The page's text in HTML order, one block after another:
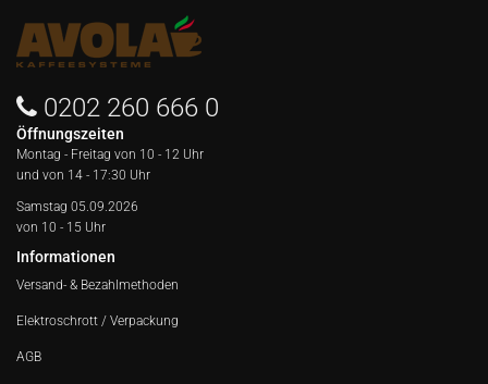
0202 260 666 0
Öffnungszeiten
Montag - Freitag von 10 - 12 Uhr
und von 14 - 17:30 Uhr
Samstag 05.09.2026
von 10 - 15 Uhr
Informationen
Versand- & Bezahlmethoden
Elektroschrott / Verpackung
AGB